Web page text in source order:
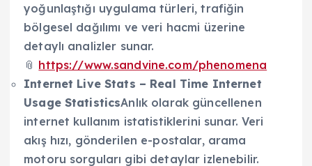
yoğunlaştığı uygulama türleri, trafiğin
bölgesel dağılımı ve veri hacmi üzerine
detaylı analizler sunar.
📎 https://www.sandvine.com/phenomena
Internet Live Stats – Real Time Internet
Usage StatisticsAnlık olarak güncellenen
internet kullanım istatistiklerini sunar. Veri
akış hızı, gönderilen e-postalar, arama
motoru sorguları gibi detaylar izlenebilir.